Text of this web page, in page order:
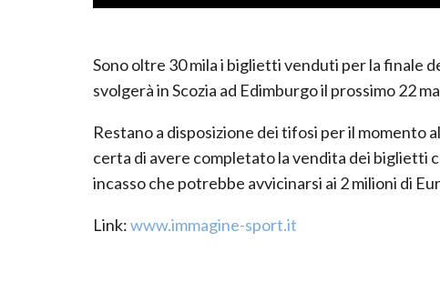
Sono oltre 30 mila i biglietti venduti per la finale
svolgerà in Scozia ad Edimburgo il prossimo 22
Restano a disposizione dei tifosi per il momento
certa di avere completato la vendita dei biglietti
incasso che potrebbe avvicinarsi ai 2 milioni di
Link:www.immagine-sport.it